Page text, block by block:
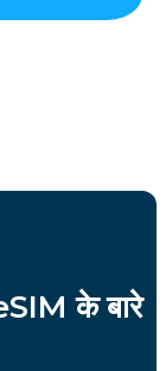
के बारे